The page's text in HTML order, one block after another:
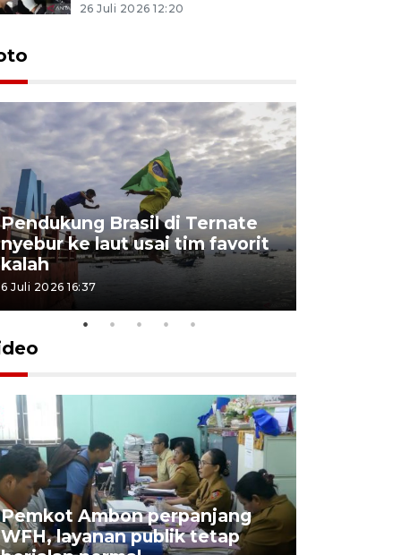
26 Juli 2026 12:20
Pendukung Brasil di Ternate
nyebur ke laut usai tim favorit
kalah
6 Juli 2026 16:37
Pemkot Ambon perpanjang
WFH, layanan publik tetap